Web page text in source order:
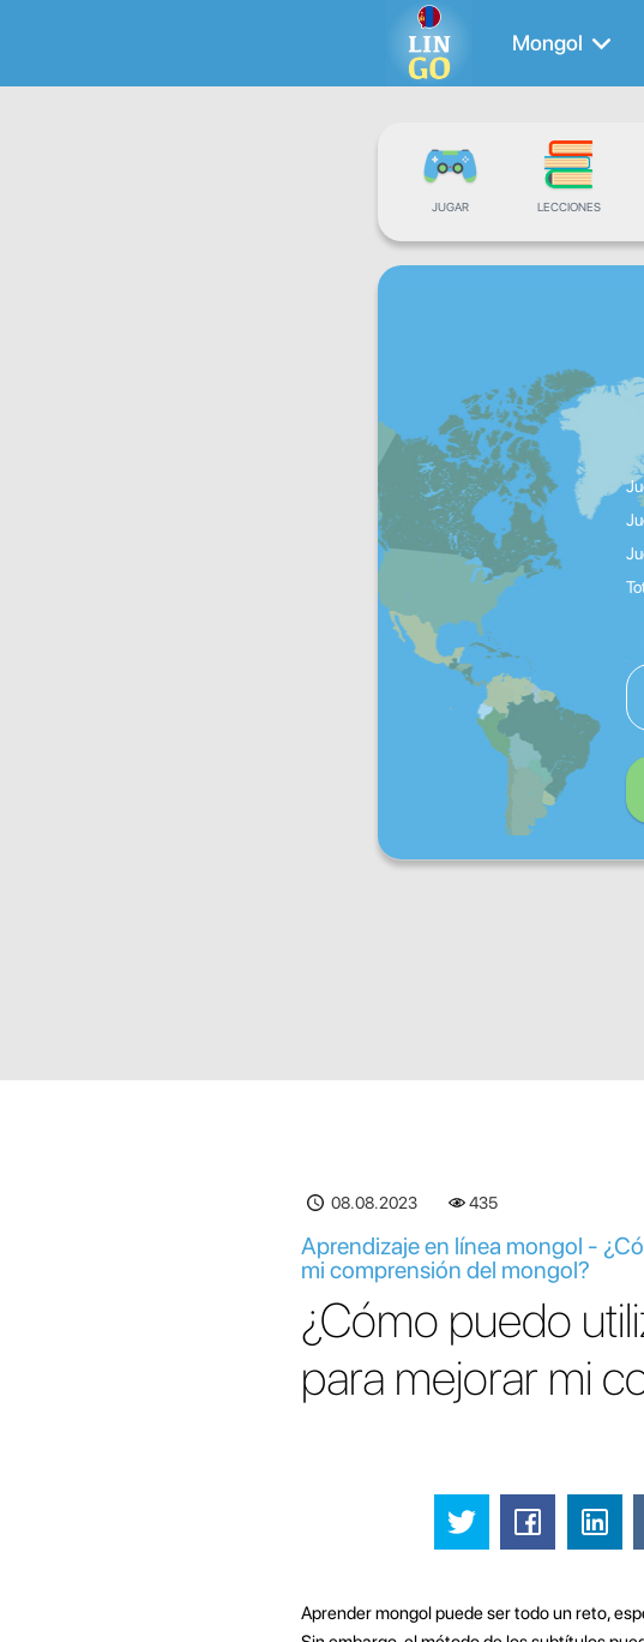
Mongol
JUGAR LECCIONES
08.08.2023 435
Aprendizaje en línea mongol -
mi comprensión del mongol?
¿Cómo puedo
para mejorar mi
Aprender mongol puede ser todo un reto,